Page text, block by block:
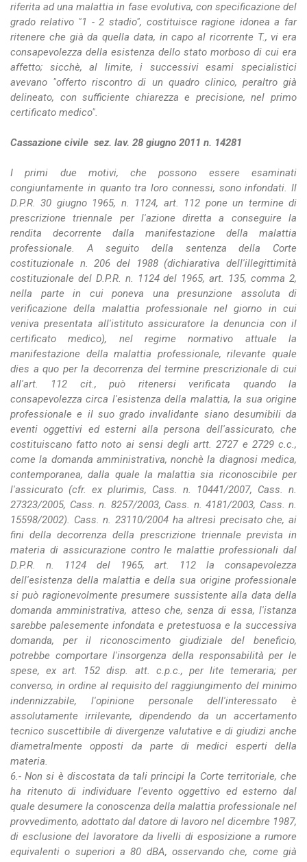
riferita ad una malattia in fase evolutiva, con specificazione del
grado relativo "1 - 2 stadio", costituisce ragione idonea a far
ritenere che già da quella data, in capo al ricorrente T., vi era
consapevolezza della esistenza dello stato morboso di cui era
affetto; sicchè, al limite, i successivi esami specialistici
avevano "offerto riscontro di un quadro clinico, peraltro già
delineato, con sufficiente chiarezza e precisione, nel primo
certificato medico".
Cassazione civile sez. lav. 28 giugno 2011 n. 14281
I primi due motivi, che possono essere esaminati
congiuntamente in quanto tra loro connessi, sono infondati. Il
D.P.R. 30 giugno 1965, n. 1124, art. 112 pone un termine di
prescrizione triennale per l'azione diretta a conseguire la
rendita decorrente dalla manifestazione della malattia
professionale. A seguito della sentenza della Corte
costituzionale n. 206 del 1988 (dichiarativa dell'illegittimità
costituzionale del D.P.R. n. 1124 del 1965, art. 135, comma 2,
nella parte in cui poneva una presunzione assoluta di
verificazione della malattia professionale nel giorno in cui
veniva presentata all'istituto assicuratore la denuncia con il
certificato medico), nel regime normativo attuale la
manifestazione della malattia professionale, rilevante quale
dies a quo per la decorrenza del termine prescrizionale di cui
all'art. 112 cit., può ritenersi verificata quando la
consapevolezza circa l'esistenza della malattia, la sua origine
professionale e il suo grado invalidante siano desumibili da
eventi oggettivi ed esterni alla persona dell'assicurato, che
costituiscano fatto noto ai sensi degli artt. 2727 e 2729 c.c.,
come la domanda amministrativa, nonchè la diagnosi medica,
contemporanea, dalla quale la malattia sia riconoscibile per
l'assicurato (cfr. ex plurimis, Cass. n. 10441/2007, Cass. n.
27323/2005, Cass. n. 8257/2003, Cass. n. 4181/2003, Cass. n.
15598/2002). Cass. n. 23110/2004 ha altresì precisato che, ai
fini della decorrenza della prescrizione triennale prevista in
materia di assicurazione contro le malattie professionali dal
D.P.R. n. 1124 del 1965, art. 112 la consapevolezza
dell'esistenza della malattia e della sua origine professionale
si può ragionevolmente presumere sussistente alla data della
domanda amministrativa, atteso che, senza di essa, l'istanza
sarebbe palesemente infondata e pretestuosa e la successiva
domanda, per il riconoscimento giudiziale del beneficio,
potrebbe comportare l'insorgenza della responsabilità per le
spese, ex art. 152 disp. att. c.p.c., per lite temeraria; per
converso, in ordine al requisito del raggiungimento del minimo
indennizzabile, l'opinione personale dell'interessato è
assolutamente irrilevante, dipendendo da un accertamento
tecnico suscettibile di divergenze valutative e di giudizi anche
diametralmente opposti da parte di medici esperti della
materia.
6.- Non si è discostata da tali principi la Corte territoriale, che
ha ritenuto di individuare l'evento oggettivo ed esterno dal
quale desumere la conoscenza della malattia professionale nel
provvedimento, adottato dal datore di lavoro nel dicembre 1987,
di esclusione del lavoratore da livelli di esposizione a rumore
equivalenti o superiori a 80 dBA, osservando che, come già